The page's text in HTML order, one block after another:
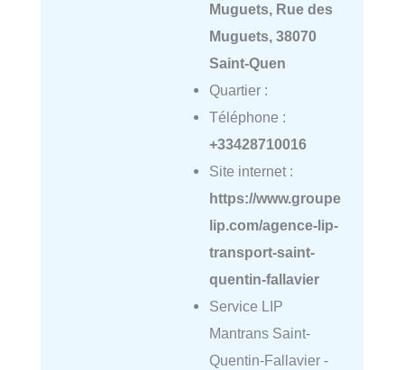
Muguets, Rue des
Muguets, 38070
Saint-Quen
Quartier :
Téléphone :
+33428710016
Site internet :
https://www.groupe
lip.com/agence-lip-
transport-saint-
quentin-fallavier
Service LIP
Mantrans Saint-
Quentin-Fallavier -